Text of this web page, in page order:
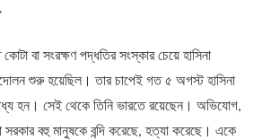
কোটাবাসংরক্ষণপদ্ধতিরসংস্কারচেয়েহাসিনা
শুরুহয়েছিল। তারচাপেইগত৫ অগস্টহাসিনা
হন। সেইথেকেতিনিভারতেরয়েছেন। অভিযোগ,
সরকারবহুমানুষকেবন্দিকরেছে, হত্যাকরেছে। একে